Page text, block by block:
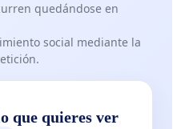
quedándose en
social mediante la
que quieres ver